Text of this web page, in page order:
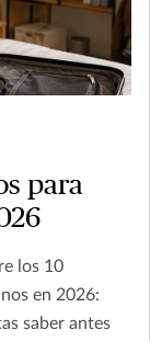
para
los 10
en 2026:
saber antes